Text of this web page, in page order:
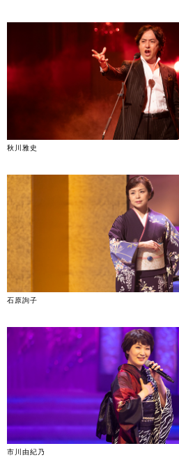
秋川雅史
石原詢子
市川由紀乃